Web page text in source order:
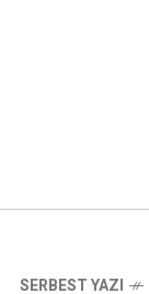
SERBEST YAZI